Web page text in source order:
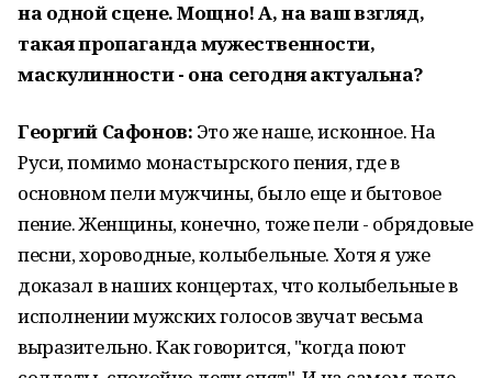
на одной сцене. Мощно! А, на ваш взгляд,
такая пропаганда мужественности,
маскулинности - она сегодня актуальна?
Георгий Сафонов: Это же наше, исконное. На
Руси, помимо монастырского пения, где в
основном пели мужчины, было еще и бытовое
пение. Женщины, конечно, тоже пели - обрядовые
песни, хороводные, колыбельные. Хотя я уже
доказал в наших концертах, что колыбельные в
исполнении мужских голосов звучат весьма
выразительно. Как говорится, "когда поют